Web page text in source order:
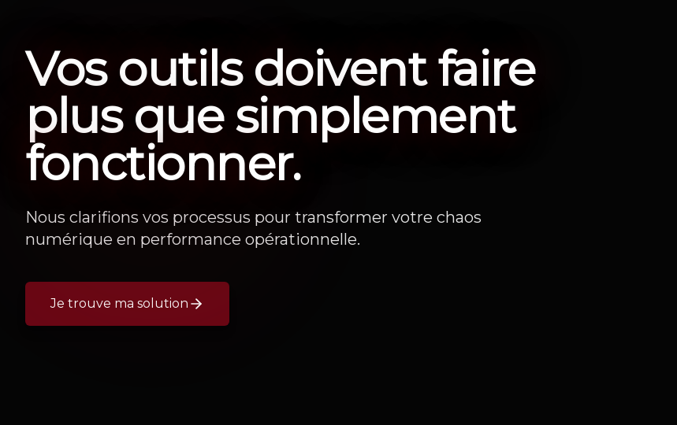
Vos outils doivent faire
plus que simplement
fonctionner.
Nous clarifions vos processus pour transformer votre chaos
numérique en performance opérationnelle.
Je trouve ma solution